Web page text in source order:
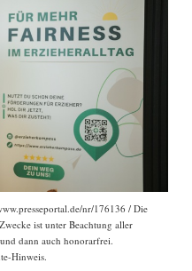
nr/176136 / Die
ist unter Beachtung aller
dann auch honorarfrei.
Hinweis.